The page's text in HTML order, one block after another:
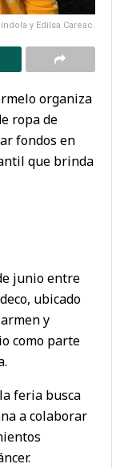
y Edilsa Careac.
organiza
ropa de
fondos en
que brinda
junio entre
ubicado
y
como parte
feria busca
a colaborar